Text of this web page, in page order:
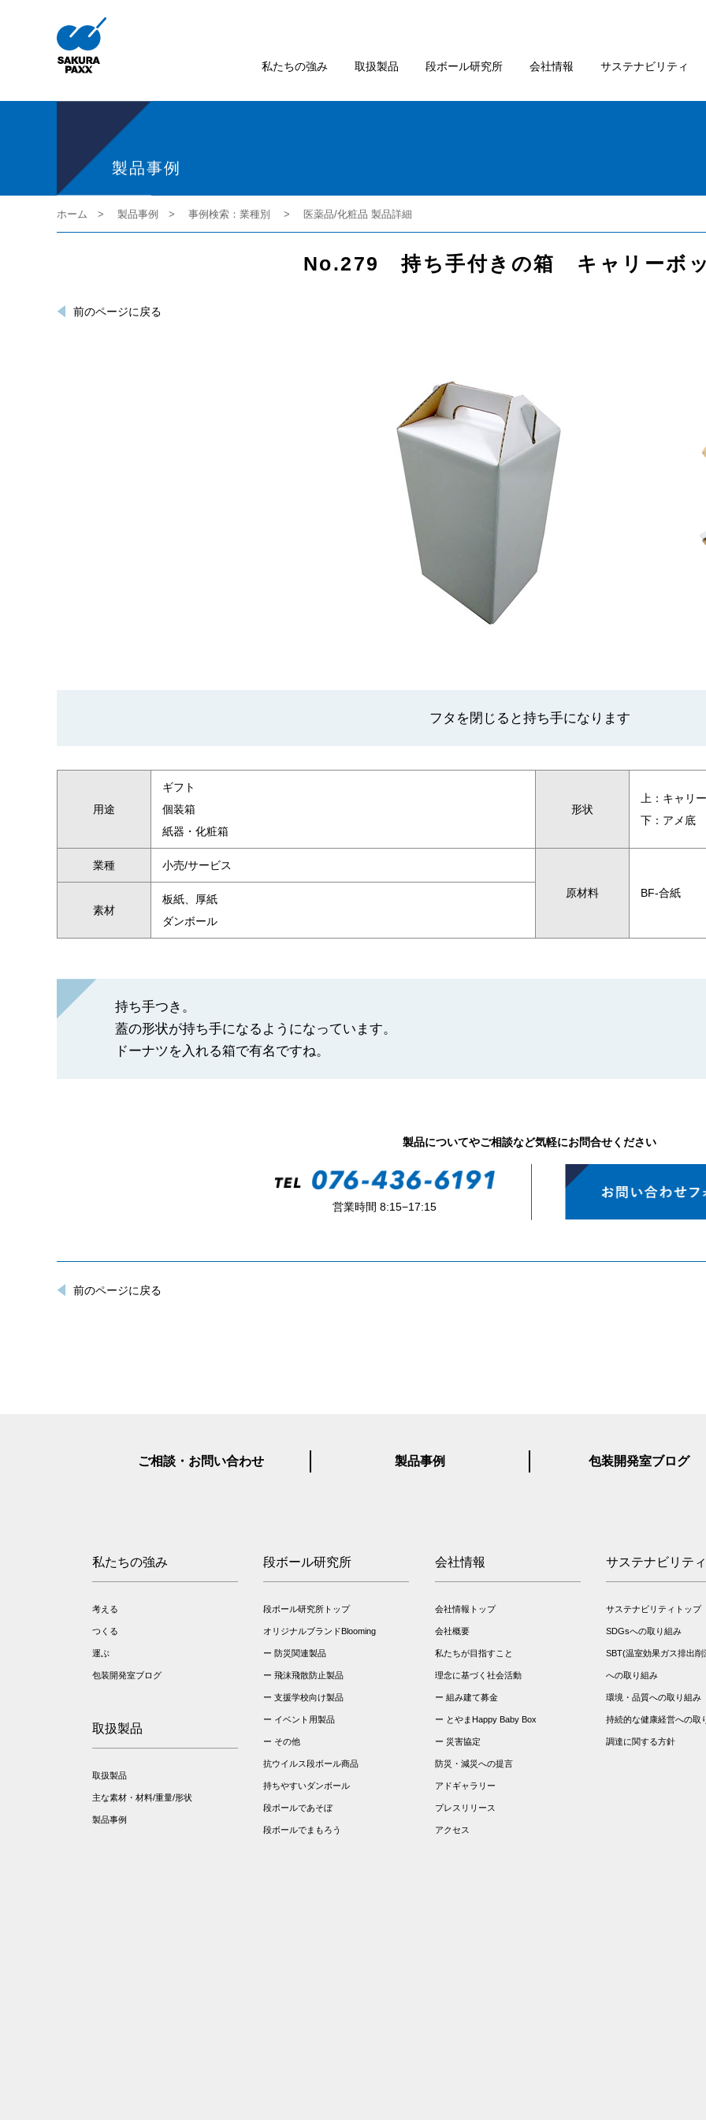
私たちの強み 取扱製品 段ボール研究所 会社情報 サステナビリティ
製品事例
ホーム 製品事例 事例検索：業種別 医薬品/化粧品 製品詳細
No.279 持ち手付きの箱 キャリーボ
前のページに戻る
フタを閉じると持ち手になります
用途
ギフト
個装箱
紙器・化粧箱
形状
上：キャリー
下：アメ底
業種 小売/サービス
原材料
BF-合紙
素材
板紙、厚紙
ダンボール
持ち手つき。
蓋の形状が持ち手になるようになっています。
ドーナツを入れる箱で有名ですね。
製品についてやご相談など気軽にお問合せください
営業時間 8:15−17:15
前のページに戻る
ご相談・お問い合わせ 製品事例 包装開発室ブログ
私たちの強み
考える
つくる
運ぶ
包装開発室ブログ
取扱製品
取扱製品
主な素材・材料/重量/形状
製品事例
段ボール研究所
段ボール研究所トップ
オリジナルブランドBlooming
防災関連製品
飛沫飛散防止製品
支援学校向け製品
イベント用製品
その他
抗ウイルス段ボール商品
持ちやすいダンボール
段ボールであそぼ
段ボールでまもろう
会社情報
会社情報トップ
会社概要
私たちが目指すこと
理念に基づく社会活動
組み建て募金
とやまHappy Baby Box
災害協定
防災・減災への提言
アドギャラリー
プレスリリース
アクセス
サステナビリテ
サステナビリティトップ
SDGsへの取り組み
SBT(温室効果ガス排出削
への取り組み
環境・品質への取り組み
持続的な健康経営への取
調達に関する方針